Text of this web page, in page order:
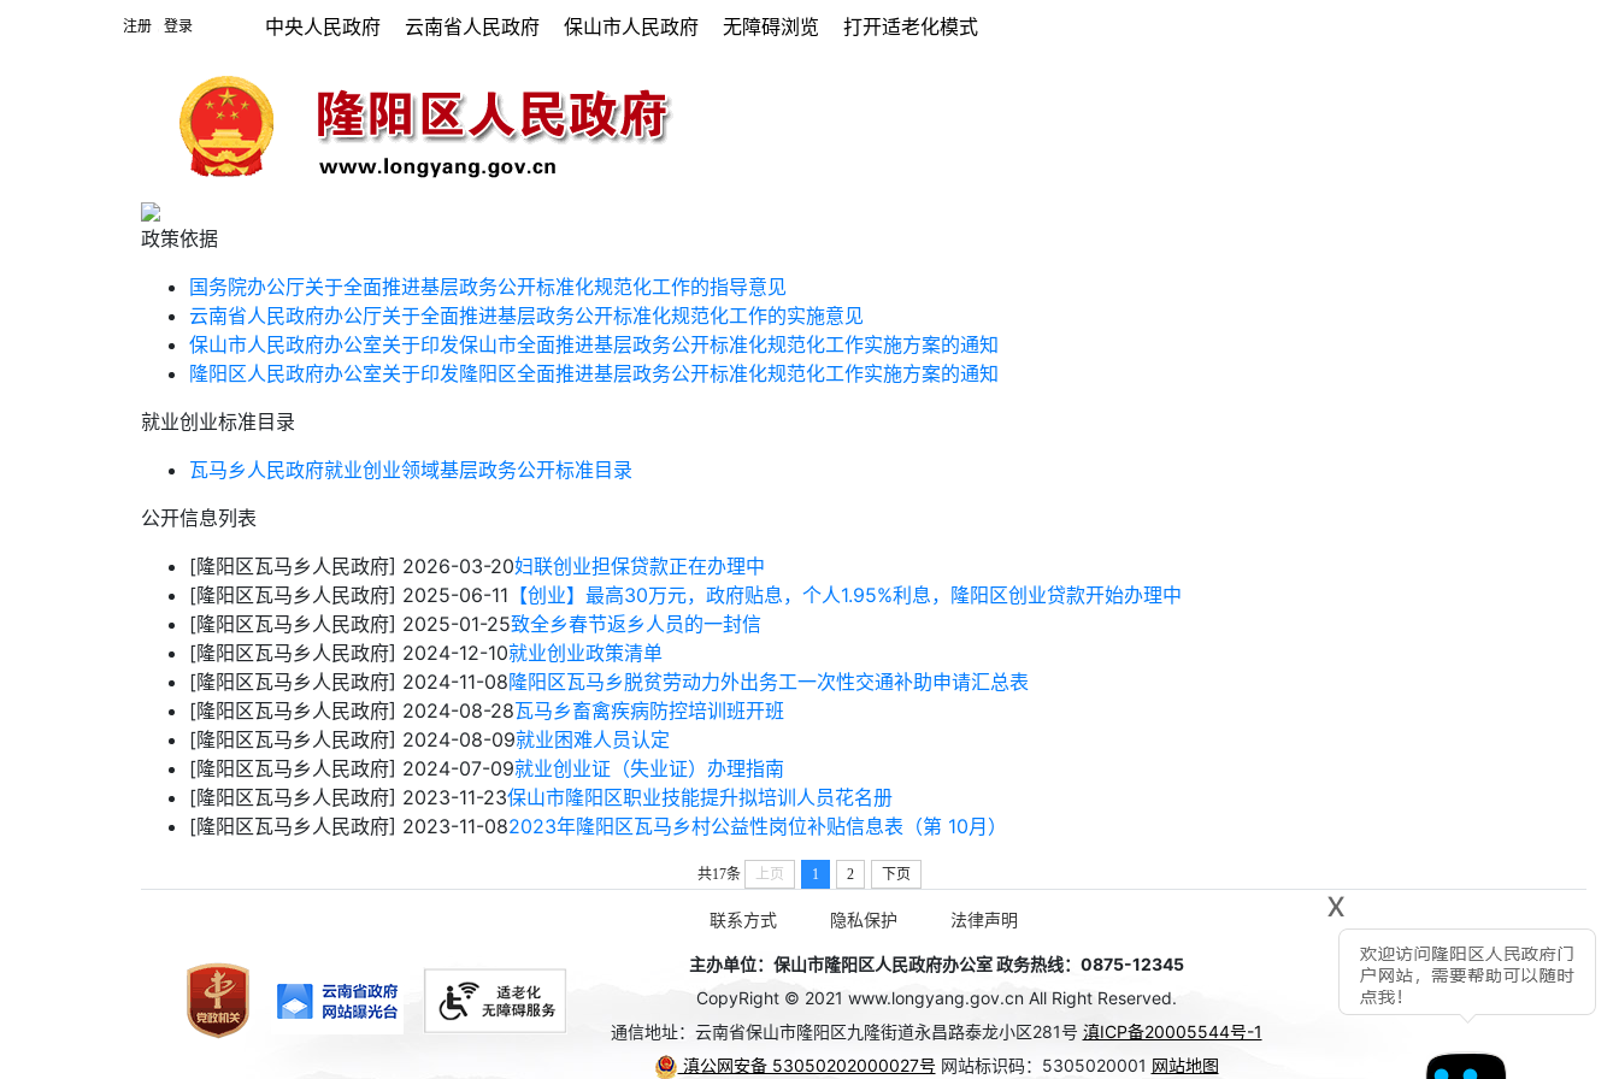
注册 登录
x
中央人民政府 云南省人民政府 保山市人民政府 无障碍浏览 打开适老化模式
政策依据
国务院办公厅关于全面推进基层政务公开标准化规范化工作的指导意见
云南省人民政府办公厅关于全面推进基层政务公开标准化规范化工作的实施意见
保山市人民政府办公室关于印发保山市全面推进基层政务公开标准化规范化工作实施方案的通知
隆阳区人民政府办公室关于印发隆阳区全面推进基层政务公开标准化规范化工作实施方案的通知
就业创业标准目录
瓦马乡人民政府就业创业领域基层政务公开标准目录
公开信息列表
[隆阳区瓦马乡人民政府] 2026-03-20妇联创业担保贷款正在办理中
[隆阳区瓦马乡人民政府] 2025-06-11 【创业】最高30万元，政府贴息，个人1.95%利息，隆阳区创业贷款开始办理中
[隆阳区瓦马乡人民政府] 2025-01-25致全乡春节返乡人员的一封信
[隆阳区瓦马乡人民政府] 2024-12-10就业创业政策清单
[隆阳区瓦马乡人民政府] 2024-11-08隆阳区瓦马乡脱贫劳动力外出务工一次性交通补助申请汇总表
[隆阳区瓦马乡人民政府] 2024-08-28瓦马乡畜禽疾病防控培训班开班
[隆阳区瓦马乡人民政府] 2024-08-09就业困难人员认定
[隆阳区瓦马乡人民政府] 2024-07-09就业创业证（失业证）办理指南
[隆阳区瓦马乡人民政府] 2023-11-23保山市隆阳区职业技能提升拟培训人员花名册
[隆阳区瓦马乡人民政府] 2023-11-082023年隆阳区瓦马乡村公益性岗位补贴信息表（第 10月）
共17条 上页 1 2 下页
联系方式 隐私保护 法律声明
主办单位：保山市隆阳区人民政府办公室 政务热线：0875-12345
CopyRight © 2021 www.longyang.gov.cn All Right Reserved.
通信地址：云南省保山市隆阳区九隆街道永昌路泰龙小区281号 滇ICP备20005544号-1
滇公网安备 53050202000027号 网站标识码：5305020001 网站地图